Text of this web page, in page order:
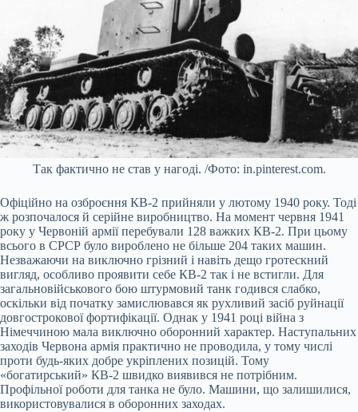
Так фактично не став у нагоді. /Фото: in.pinterest.com.
Офіційно на озброєння КВ-2 прийняли у лютому 1940 року. Тоді
ж розпочалося й серійне виробництво. На момент червня 1941
року у Червоній армії перебували 128 важких КВ-2. При цьому
всього в СРСР було вироблено не більше 204 таких машин.
Незважаючи на виключно грізний і навіть дещо гротескний
вигляд, особливо проявити себе КВ-2 так і не встигли. Для
загальновійськового бою штурмовий танк годився слабко,
оскільки від початку замислювався як рухливий засіб руйнації
довгострокової фортифікації. Однак у 1941 році війна з
Німеччиною мала виключно оборонний характер. Наступальних
заходів Червона армія практично не проводила, у тому числі
проти будь-яких добре укріплених позицій. Тому
«богатирський» КВ-2 швидко виявився не потрібним.
Профільної роботи для танка не було. Машини, що залишилися,
використовувалися в оборонних заходах.